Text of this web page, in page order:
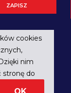
cookies
nim
stronę do